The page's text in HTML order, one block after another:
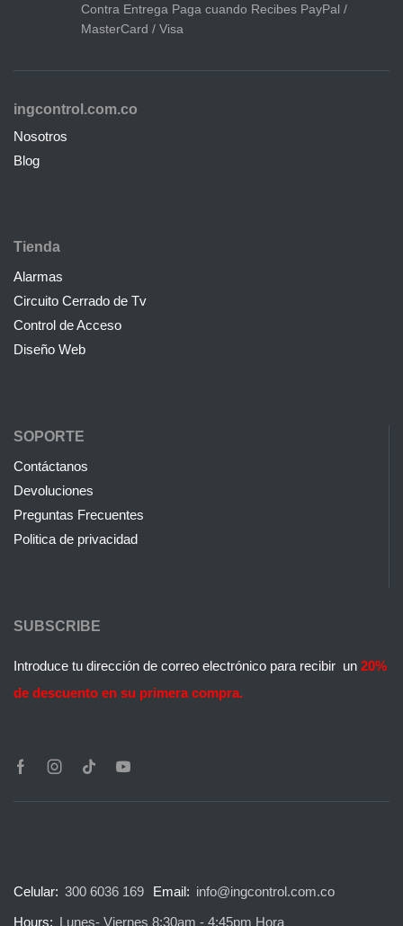
Contra Entrega Paga cuando Recibes PayPal /
MasterCard / Visa
ingcontrol.com.co
Nosotros
Blog
Tienda
Alarmas
Circuito Cerrado de Tv
Control de Acceso
Diseño Web
SOPORTE
Contáctanos
Devoluciones
Preguntas Frecuentes
Politica de privacidad
SUBSCRIBE
Introduce tu dirección de correo electrónico para recibir un 20%
de descuento en su primera compra.
Celular: 300 6036 169 Email: info@ingcontrol.com.co
Hours: Lunes- Viernes 8:30am - 4:45pm Hora